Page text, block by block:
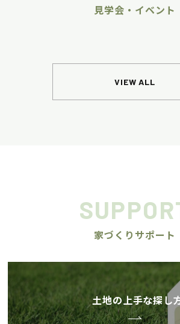
見学会・イベント
VIEW ALL
家づくりサポート
土地の上手な探し